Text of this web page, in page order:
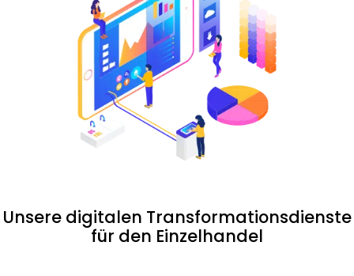
Unsere digitalen Transformationsdienste
für den Einzelhandel